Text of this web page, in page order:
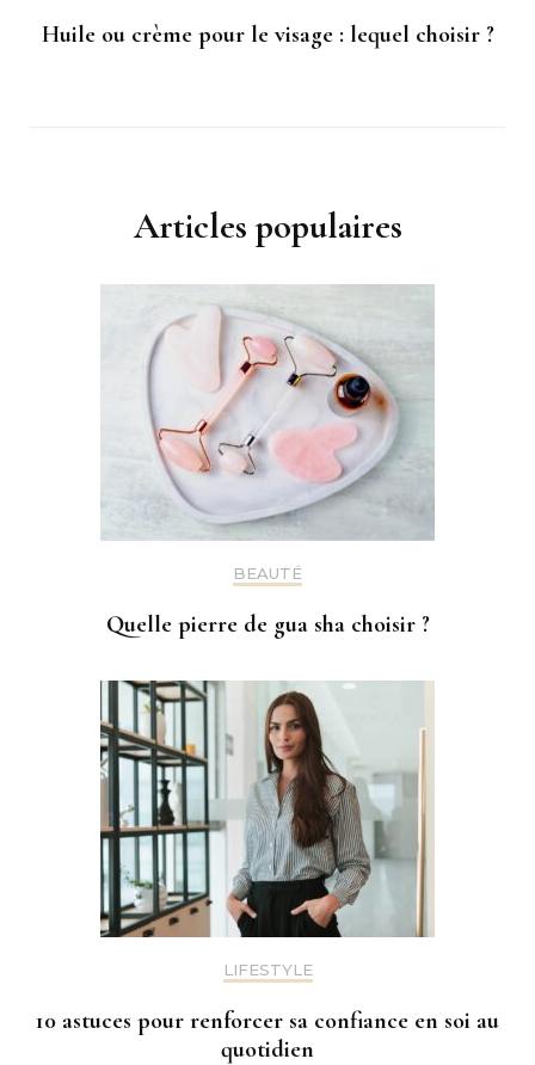
Huile ou crème pour le visage : lequel choisir ?
Articles populaires
BEAUTÉ
Quelle pierre de gua sha choisir ?
LIFESTYLE
10 astuces pour renforcer sa confiance en soi au
quotidien